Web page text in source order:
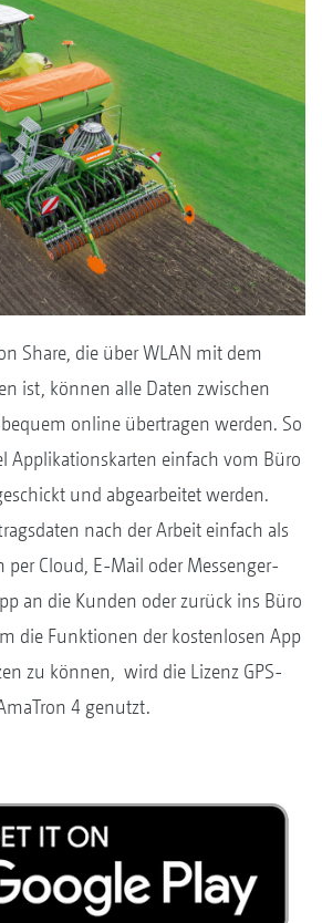
Share, die über WLAN mit dem
ist, können alle Daten zwischen
online übertragen werden. So
Applikationskarten einfach vom Büro
und abgearbeitet werden.
nach der Arbeit einfach als
Cloud, E-Mail oder Messenger-
an die Kunden oder zurück ins Büro
die Funktionen der kostenlosen App
zu können, wird die Lizenz GPS-
4 genutzt.